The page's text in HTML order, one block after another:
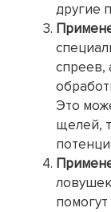
другие
спреев,
Это
щелей,